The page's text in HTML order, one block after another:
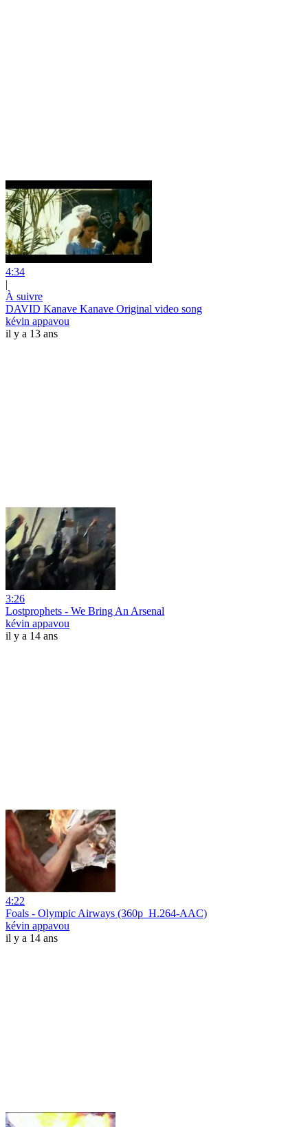
4:34
|
À suivre
DAVID Kanave Kanave Original video song
kévin appavou
il y a 13 ans
3:26
Lostprophets - We Bring An Arsenal
kévin appavou
il y a 14 ans
4:22
Foals - Olympic Airways (360p_H.264-AAC)
kévin appavou
il y a 14 ans